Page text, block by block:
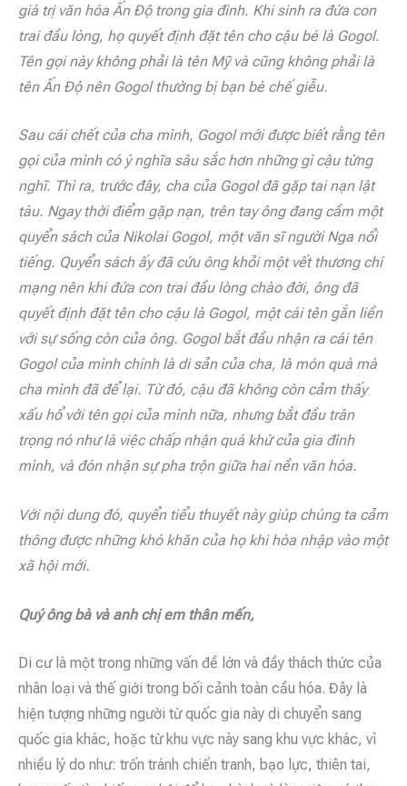
giá trị văn hóa Ấn Độ trong gia đình. Khi sinh ra đứa con
trai đầu lòng, họ quyết định đặt tên cho cậu bé là Gogol.
Tên gọi này không phải là tên Mỹ và cũng không phải là
tên Ấn Độ nên Gogol thường bị bạn bè chế giễu.
Sau cái chết của cha mình, Gogol mới được biết rằng tên
gọi của mình có ý nghĩa sâu sắc hơn những gì cậu từng
nghĩ. Thì ra, trước đây, cha của Gogol đã gặp tai nạn lật
tàu. Ngay thời điểm gặp nạn, trên tay ông đang cầm một
quyển sách của Nikolai Gogol, một văn sĩ người Nga nổi
tiếng. Quyển sách ấy đã cứu ông khỏi một vết thương chí
mạng nên khi đứa con trai đầu lòng chào đời, ông đã
quyết định đặt tên cho cậu là Gogol, một cái tên gắn liền
với sự sống còn của ông. Gogol bắt đầu nhận ra cái tên
Gogol của mình chính là di sản của cha, là món quà mà
cha mình đã để lại. Từ đó, cậu đã không còn cảm thấy
xấu hổ với tên gọi của mình nữa, nhưng bắt đầu trân
trọng nó như là việc chấp nhận quá khứ của gia đình
mình, và đón nhận sự pha trộn giữa hai nền văn hóa.
Với nội dung đó, quyển tiểu thuyết này giúp chúng ta cảm
thông được những khó khăn của họ khi hòa nhập vào một
xã hội mới.
Quý ông bà và anh chị em thân mến,
Di cư là một trong những vấn đề lớn và đầy thách thức của
nhân loại và thế giới trong bối cảnh toàn cầu hóa. Đây là
hiện tượng những người từ quốc gia này di chuyển sang
quốc gia khác, hoặc từ khu vực này sang khu vực khác, vì
nhiều lý do như: trốn tránh chiến tranh, bạo lực, thiên tai,